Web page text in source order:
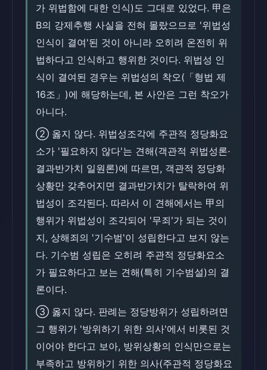
가 위법함에 대한 인식)도 그대로 있었다. 甲은
B의 강제추행 사실을 전혀 몰랐으므로 '위법성
인식이 결여'된 것이 아니라 오히려 온전히 위
법하다고 인식하고 행위한 것이다. 위법성 인
식이 결여된 경우는 위법성의 착오(「형법 제
16조」)에 해당하는데, 본 사안은 그런 착오가
아니다.
② 옳지 않다. 위법성조각에 주관적 정당화요
소가 '필요하지 않다'는 견해(객관적 위법성론·
결과반가치 일원론)에 따르면, 객관적 정당화
상황만 갖추어지면 결과반가치가 탈락하여 위
법성이 조각된다. 따라서 이 견해에서는 甲의
행위가 위법성이 조각되어 '무죄'가 되는 것이
지, 상해죄의 '기수범'이 성립한다고 보지 않는
다. 기수범 성립은 오히려 주관적 정당화요소
가 필요하다고 보는 견해(특히 기수범설)의 결
론이다.
③ 옳지 않다. 판례는 정당방위가 성립하려면
그 행위가 '방위하기 위한 의사'에서 비롯된 것
이어야 한다고 보아, 방위상황의 인식만으로는
부족하고 방위하기 위한 의사(주관적 정당화요